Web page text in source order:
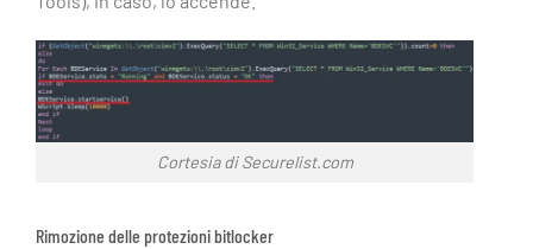
Cortesia di Securelist.com
Rimozione delle protezioni bitlocker